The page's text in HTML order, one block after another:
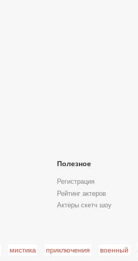
Полезное
Регистрация
Рейтинг актеров
Актеры скетч шоу
мистика приключения военный